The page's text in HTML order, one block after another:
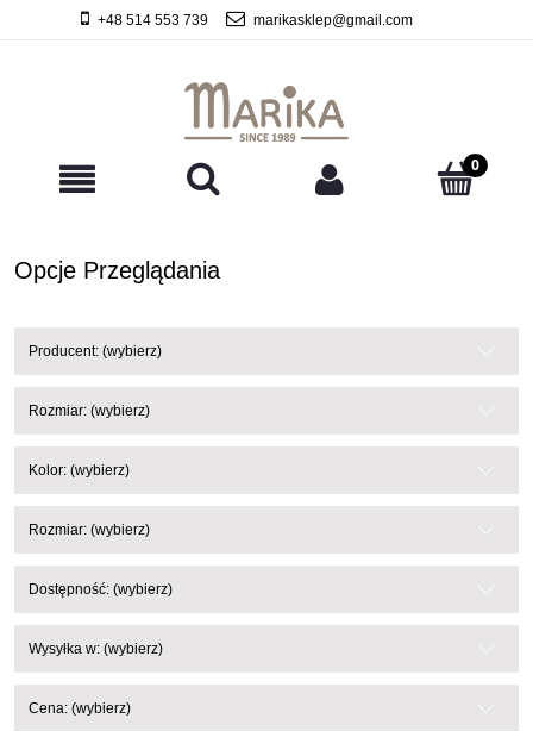
+48 514 553 739 marikasklep@gmail.com
Opcje Przeglądania
Producent: (wybierz)
Rozmiar: (wybierz)
Kolor: (wybierz)
Rozmiar: (wybierz)
Dostępność: (wybierz)
Wysyłka w: (wybierz)
Cena: (wybierz)